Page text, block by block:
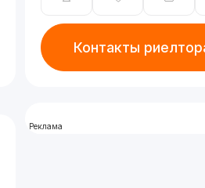
Контакты
Реклама